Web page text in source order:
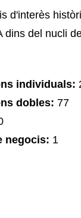
d'interès
dins del nucli
individuals:
dobles: 77
negocis: 1